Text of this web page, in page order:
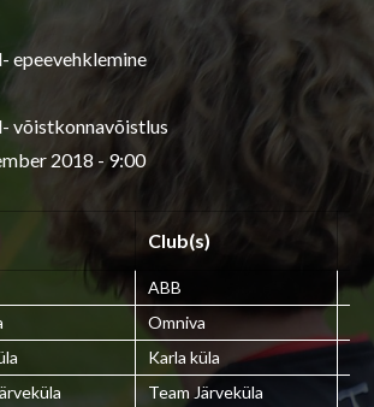
epeevehklemine
võistkonnavõistlus
2018 - 9:00
Club(s)
ABB
Omniva
Karla küla
Team Järveküla